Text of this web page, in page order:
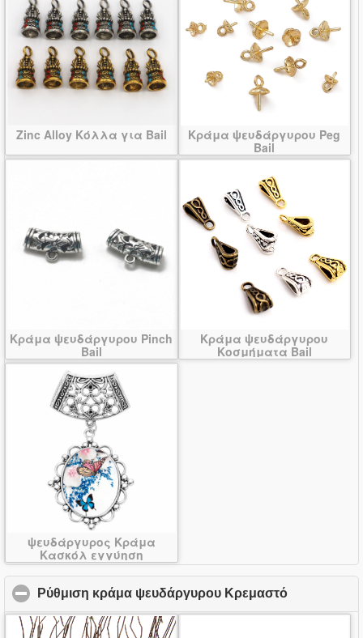
Zinc Alloy Κόλλα για Bail
Κράμα ψευδάργυρου Peg
Bail
Κράμα ψευδάργυρου Pinch
Bail
Κράμα ψευδάργυρου
Κοσμήματα Bail
ψευδάργυρος Κράμα
Κασκόλ εγγύηση
Διαφάνεια
Ρύθμιση κράμα ψευδάργυρου Κρεμαστό